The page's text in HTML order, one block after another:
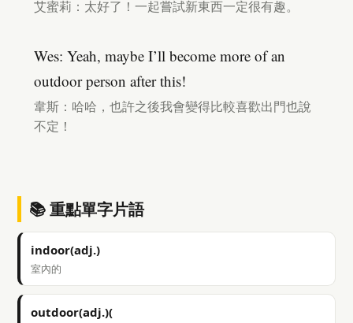
艾蜜莉：太好了！一起嘗試新東西一定很有趣。
Wes: Yeah, maybe I’ll become more of an
outdoor person after this!
韋斯：哈哈，也許之後我會變得比較喜歡出門也說
不定！
📚 重點單字片語
indoor(adj.)
室內的
outdoor(adj.)(